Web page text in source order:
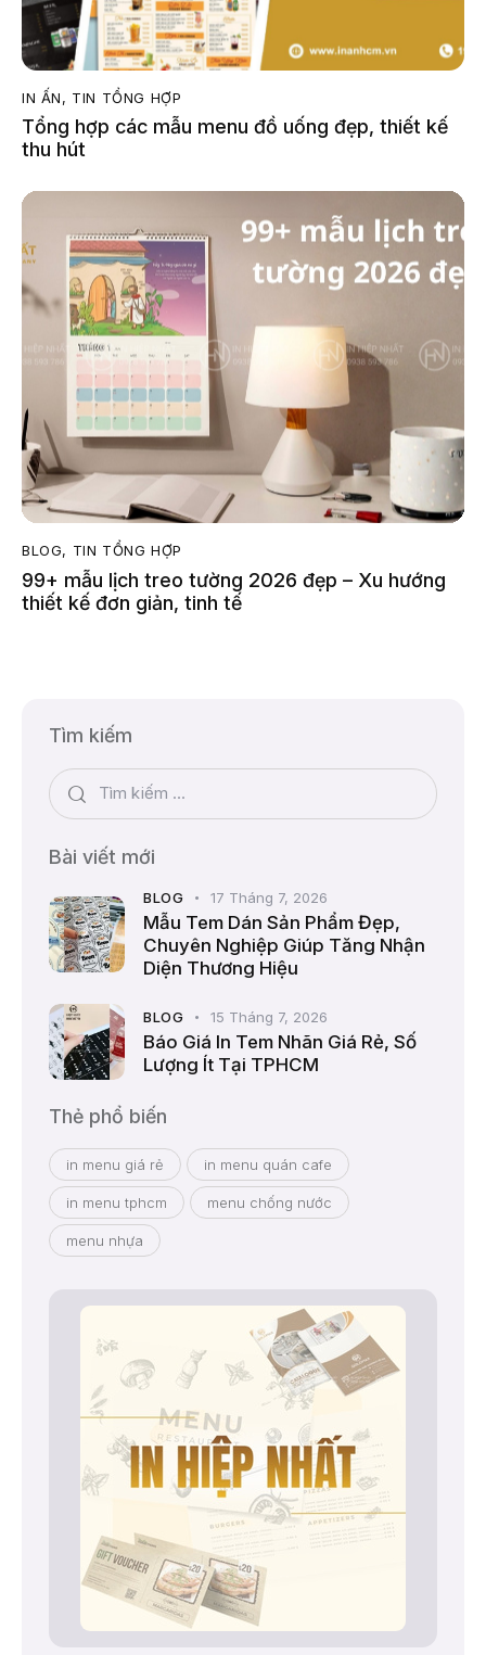
IN ẤN, TIN TỔNG HỢP
Tổng hợp các mẫu menu đồ uống đẹp, thiết kế
thu hút
BLOG, TIN TỔNG HỢP
99+ mẫu lịch treo tường 2026 đẹp – Xu hướng
thiết kế đơn giản, tinh tế
Tìm kiếm
Bài viết mới
BLOG 17 Tháng 7, 2026
Mẫu Tem Dán Sản Phẩm Đẹp,
Chuyên Nghiệp Giúp Tăng Nhận
Diện Thương Hiệu
BLOG 15 Tháng 7, 2026
Báo Giá In Tem Nhãn Giá Rẻ, Số
Lượng Ít Tại TPHCM
Thẻ phổ biến
in menu giá rẻ in menu quán cafe
in menu tphcm menu chống nước
menu nhựa